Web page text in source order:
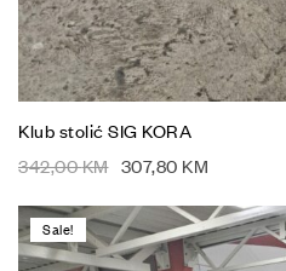
Klub stolić SIG KORA
342,00KM 307,80 KM
Sale!